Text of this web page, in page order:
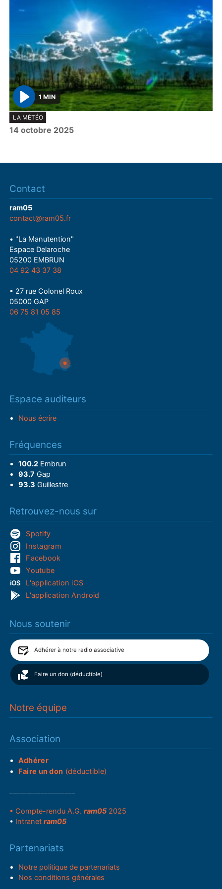
P
l
a
1 MIN
LA MÉTÉO
14 octobre 2025
Contact
ram05
contact@ram05.fr
• "La Manutention"
Espace Delaroche
05200 EMBRUN
04 92 43 37 38
• 27 rue Colonel Roux
05000 GAP
06 75 81 05 85
Espace auditeurs
Nous écrire
Fréquences
100.2Embrun
93.7 Gap
93.3 Guillestre
Retrouvez-nous sur
Spotify
Instagram
Facebook
Youtube
L'application iOS
L'application Android
Nous soutenir
Adhérer à notre radio associative
Faire un don (déductible)
Notre équipe
Association
Adhérer
Faire un don (déductible)
• Compte-rendu A.G.ram05 2025
• Intranetram05
Partenariats
Notre politique de partenariats
Nos conditions générales